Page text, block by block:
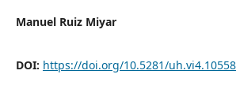
Manuel Ruiz Miyar
DOI: https://doi.org/10.5281/uh.vi4.10558